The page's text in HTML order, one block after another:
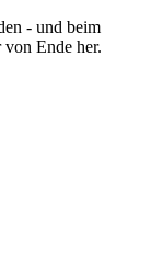
- und beim
von Ende her.